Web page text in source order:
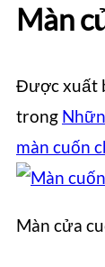
Màn
Được xuất
trong
màn cuốn
Màn cửa